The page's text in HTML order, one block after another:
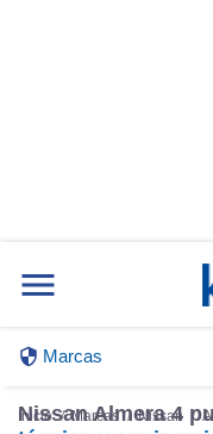
Marcas
Inicio Marcas Nissan
Nissan Almera 4